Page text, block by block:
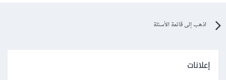
اذهب إلى قائمة الأسئلة
إعلانات